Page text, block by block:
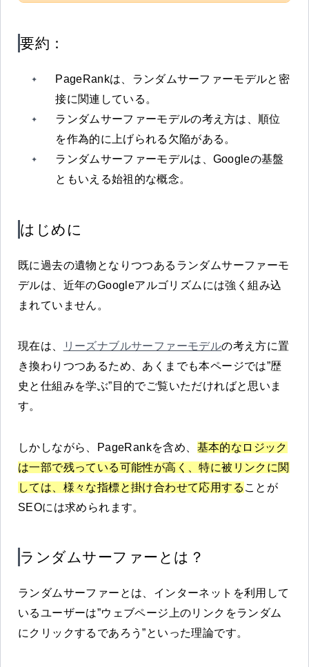
要約：
PageRankは、ランダムサーファーモデルと密
接に関連している。
ランダムサーファーモデルの考え方は、順位
を作為的に上げられる欠陥がある。
ランダムサーファーモデルは、Googleの基盤
ともいえる始祖的な概念。
はじめに
既に過去の遺物となりつつあるランダムサーファーモ
デルは、近年のGoogleアルゴリズムには強く組み込
まれていません。
現在は、 リーズナブルサーファーモデルの考え方に置
き換わりつつあるため、あくまでも本ページでは”歴
史と仕組みを学ぶ”目的でご覧いただければと思いま
す。
しかしながら、PageRankを含め、 基本的なロジック
は一部で残っている可能性が高く、特に被リンクに関
しては、様々な指標と掛け合わせて応用する ことが
SEOには求められます。
ランダムサーファーとは？
ランダムサーファーとは、インターネットを利用して
いるユーザーは”ウェブページ上のリンクをランダム
にクリックするであろう”といった理論です。